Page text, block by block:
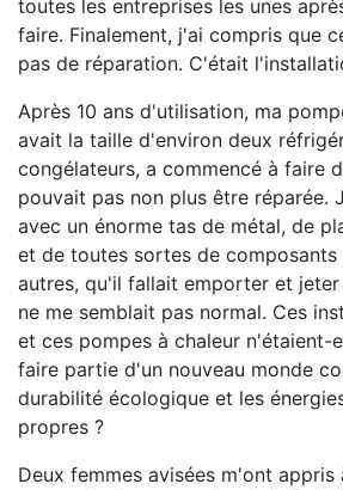
toutes les entreprises les unes
faire. Finalement, j'ai compris que
pas de réparation. C'était
Après 10 ans d'utilisation, ma
avait la taille d'environ deux
congélateurs, a commencé à faire
pouvait pas non plus être réparée.
avec un énorme tas de métal, de
et de toutes sortes de composants
autres, qu'il fallait emporter et
ne me semblait pas normal. Ces
et ces pompes à chaleur n'étaient-
faire partie d'un nouveau monde
durabilité écologique et les
propres ?
Deux femmes avisées m'ont appris